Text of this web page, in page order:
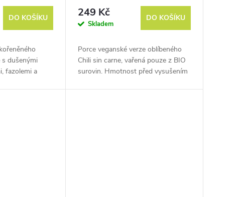
DO KOŠÍKU
s dušenými
fazolemi a
249 Kč
Skladem
DO KOŠÍKU
Porce veganské verze oblíbeného
Chili sin carne, vařená pouze z BIO
surovin. Hmotnost před vysušením